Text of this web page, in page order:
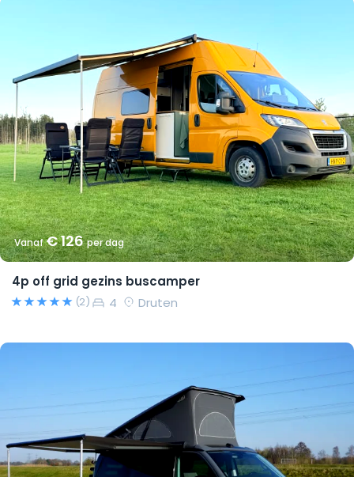
Vanaf€ 126per dag
4p off grid gezins buscamper
(2) 4 Druten